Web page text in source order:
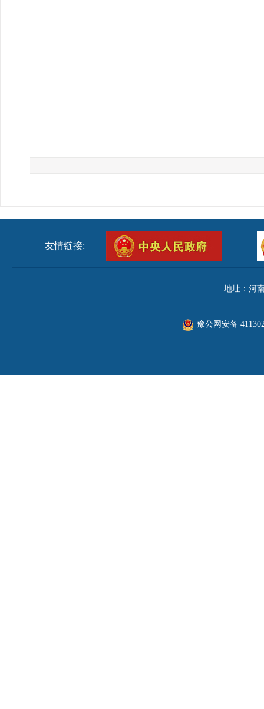
友情链接:
地址：河
豫公网安备